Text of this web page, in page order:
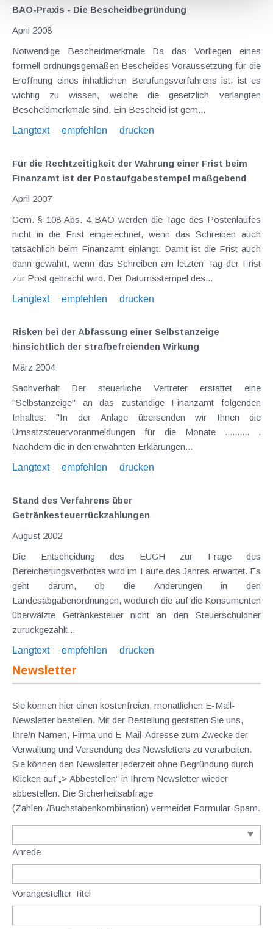
BAO-Praxis - Die Bescheidbegründung
April 2008
Notwendige Bescheidmerkmale Da das Vorliegen eines
formell ordnungsgemäßen Bescheides Voraussetzung für die
Eröffnung eines inhaltlichen Berufungsverfahrens ist, ist es
wichtig zu wissen, welche die gesetzlich verlangten
Bescheidmerkmale sind. Ein Bescheid ist gem...
Langtext
empfehlen drucken
Für die Rechtzeitigkeit der Wahrung einer Frist beim
Finanzamt ist der Postaufgabestempel maßgebend
April 2007
Gem. § 108 Abs. 4 BAO werden die Tage des Postenlaufes
nicht in die Frist eingerechnet, wenn das Schreiben auch
tatsächlich beim Finanzamt einlangt. Damit ist die Frist auch
dann gewahrt, wenn das Schreiben am letzten Tag der Frist
zur Post gebracht wird. Der Datumsstempel des...
Langtext
empfehlen drucken
Risken bei der Abfassung einer Selbstanzeige
hinsichtlich der strafbefreienden Wirkung
März 2004
Sachverhalt Der steuerliche Vertreter erstattet eine
"Selbstanzeige" an das zuständige Finanzamt folgenden
Inhaltes: "In der Anlage übersenden wir Ihnen die
Umsatzsteuervoranmeldungen für die Monate .......... .
Nachdem die in den erwähnten Erklärungen...
Langtext
empfehlen drucken
Stand des Verfahrens über
Getränkesteuerrückzahlungen
August 2002
Die Entscheidung des EUGH zur Frage des
Bereicherungsverbotes wird im Laufe des Jahres erwartet. Es
geht darum, ob die Änderungen in den
Landesabgabenordnungen, wodurch die auf die Konsumenten
überwälzte Getränkesteuer nicht an den Steuerschuldner
zurückgezahlt...
Langtext
empfehlen drucken
Newsletter
Sie können hier einen kostenfreien, monatlichen E-Mail-
Newsletter bestellen. Mit der Bestellung gestatten Sie uns,
Ihre/n Namen, Firma und E-Mail-Adresse zum Zwecke der
Verwaltung und Versendung des Newsletters zu verarbeiten.
Sie können den Newsletter jederzeit ohne Begründung durch
Klicken auf „> Abbestellen” in Ihrem Newsletter wieder
abbestellen. Die Sicherheitsabfrage
(Zahlen-/Buchstabenkombination) vermeidet Formular-Spam.
Anrede
Vorangestellter Titel